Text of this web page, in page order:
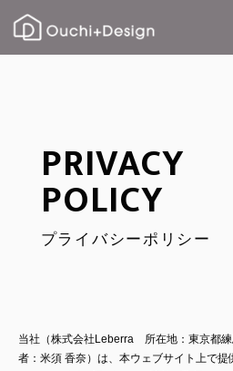
PRIVACY
POLICY
プライバシーポリシー
当社（株式会社Leberra 所在地：東京都
者：米須 香奈）は、本ウェブサイト上で